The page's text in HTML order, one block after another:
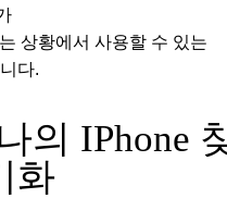
상황에서 사용할 수 있는
다.
의 IPhone
화